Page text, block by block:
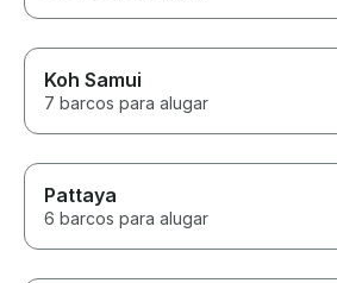
Koh Samui
7 barcos para alugar
Pattaya
6 barcos para alugar